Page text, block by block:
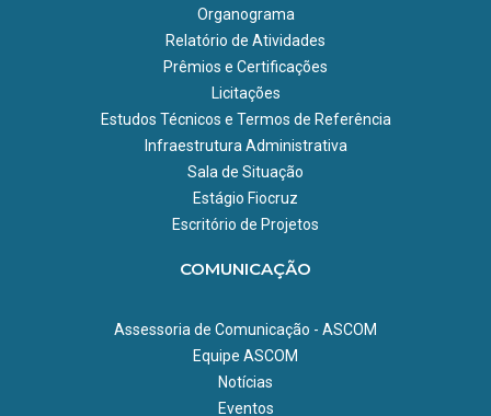
Organograma
Relatório de Atividades
Prêmios e Certificações
Licitações
Estudos Técnicos e Termos de Referência
Infraestrutura Administrativa
Sala de Situação
Estágio Fiocruz
Escritório de Projetos
COMUNICAÇÃO
Assessoria de Comunicação - ASCOM
Equipe ASCOM
Notícias
Eventos